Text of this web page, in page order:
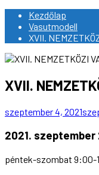
Kezdőlap
Vasutmodell
XVII.
XVII.
szeptember 4, 2021
2021.
péntek-szombat 9:00-